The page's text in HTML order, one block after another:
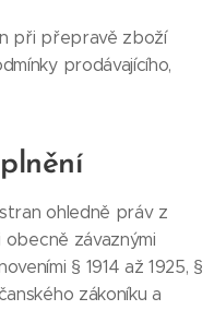
při přepravě zboží
prodávajícího,
ohledně práv z
obecně závaznými
§ 1914 až 1925, §
zákoníku a